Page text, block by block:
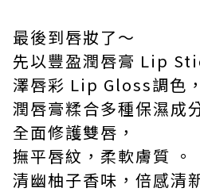
最後到唇妝了～
先以豐盈潤唇膏 Lip
澤唇彩 Lip Gloss調色，
潤唇膏糅合多種保濕成
全面修護雙唇，
撫平唇紋，柔軟膚質 。
清幽柚子香味，倍感清